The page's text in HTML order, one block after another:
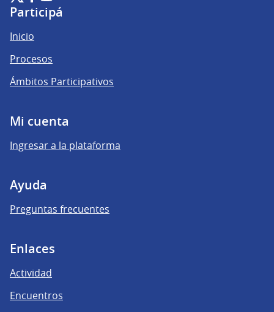
(Enlace externo)
(Enlace externo)
(Enlace externo)
Participá
Inicio
Procesos
Ámbitos Participativos
Mi cuenta
Ingresar a la plataforma
Ayuda
Preguntas frecuentes
Enlaces
Actividad
Encuentros